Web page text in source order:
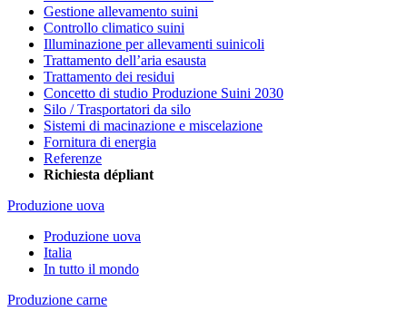
Gestione allevamento suini
Controllo climatico suini
Illuminazione per allevamenti suinicoli
Trattamento dell’aria esausta
Trattamento dei residui
Concetto di studio Produzione Suini 2030
Silo / Trasportatori da silo
Sistemi di macinazione e miscelazione
Fornitura di energia
Referenze
Richiesta dépliant
Produzione uova
Produzione uova
Italia
In tutto il mondo
Produzione carne